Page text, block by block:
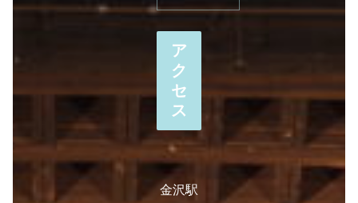
ア
ク
セ
ス
金沢駅